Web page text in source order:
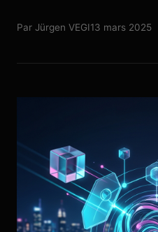
Par Jürgen VEGI13 mars 2025